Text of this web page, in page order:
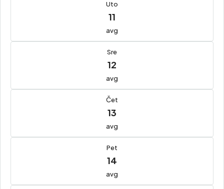
Uto
11
avg
Sre
12
avg
Čet
13
avg
Pet
14
avg